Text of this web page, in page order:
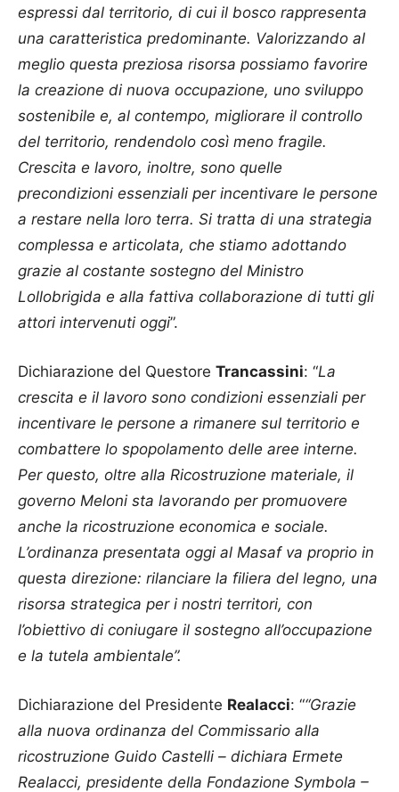
espressi dal territorio, di cui il bosco rappresenta
una caratteristica predominante. Valorizzando al
meglio questa preziosa risorsa possiamo favorire
la creazione di nuova occupazione, uno sviluppo
sostenibile e, al contempo, migliorare il controllo
del territorio, rendendolo così meno fragile.
Crescita e lavoro, inoltre, sono quelle
precondizioni essenziali per incentivare le persone
a restare nella loro terra. Si tratta di una strategia
complessa e articolata, che stiamo adottando
grazie al costante sostegno del Ministro
Lollobrigida e alla fattiva collaborazione di tutti gli
attori intervenuti oggi”.
Dichiarazione del Questore Trancassini: “La
crescita e il lavoro sono condizioni essenziali per
incentivare le persone a rimanere sul territorio e
combattere lo spopolamento delle aree interne.
Per questo, oltre alla Ricostruzione materiale, il
governo Meloni sta lavorando per promuovere
anche la ricostruzione economica e sociale.
L’ordinanza presentata oggi al Masaf va proprio in
questa direzione: rilanciare la filiera del legno, una
risorsa strategica per i nostri territori, con
l’obiettivo di coniugare il sostegno all’occupazione
e la tutela ambientale”.
Dichiarazione del Presidente Realacci: ““Grazie
alla nuova ordinanza del Commissario alla
ricostruzione Guido Castelli – dichiara Ermete
Realacci, presidente della Fondazione Symbola –